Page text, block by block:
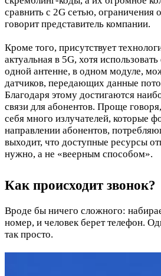
сравнить с 2G сетью, ограничения
говорит представитель компании.
Кроме того, присутствует
актуальная в 5G, хотя
одной антенне, в одном модуле,
датчиков, передающих данные
Благодаря этому достигаются
связи для абонентов. Проще
себя много излучателей, которые
направлении абонентов,
выходит, что доступные ресурсы
нужно, а не «веерным способом».
Как происходит звонок?
Вроде бы ничего сложного:
номер, и человек берет телефон.
так просто.